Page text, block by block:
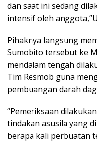
dan saat ini sedang
intensif oleh
Pihaknya langsung
Sumobito tersebut ke
mendalam tengah
Tim Resmob guna
pembuangan darah
“Pemeriksaan
tindakan asusila yang
berapa kali perbuatan